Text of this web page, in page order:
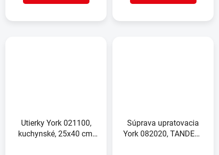
Utierky York 021100,
kuchynské, 25x40 cm,
Súprava upratovacia
York 082020, TANDEM,